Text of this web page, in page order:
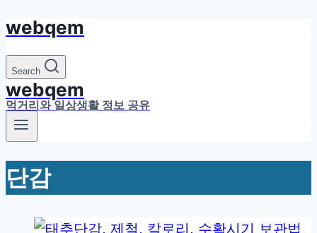
Skip
to
content
webqem
Search
webqem
먹거리와 일상생활 정보 공유
단감